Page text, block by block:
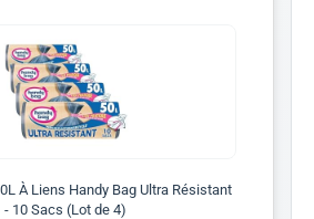
À Liens Handy Bag Ultra Résistant
- 10 Sacs (Lot de 4)